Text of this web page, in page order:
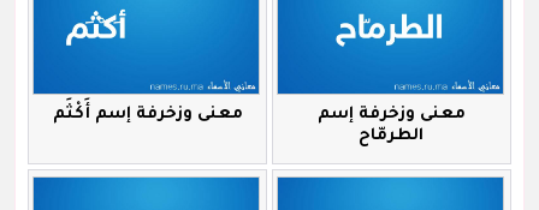
معنى وزخرفة إسم
الطرمّاح
معنى وزخرفة إسم أَكْثَم